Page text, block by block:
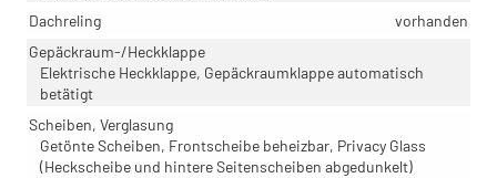
Dachreling
vorhanden
Gepäckraum-/Heckklappe
Elektrische Heckklappe, Gepäckraumklappe automatisch
betätigt
Scheiben, Verglasung
Getönte Scheiben, Frontscheibe beheizbar, Privacy Glass
(Heckscheibe und hintere Seitenscheiben abgedunkelt)